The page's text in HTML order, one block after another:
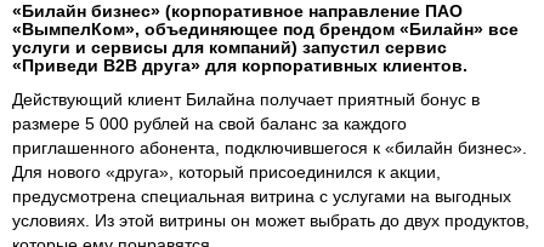
«Билайн бизнес» (корпоративное направление ПАО
«ВымпелКом», объединяющее под брендом «Билайн» все
услуги и сервисы для компаний) запустил сервис
«Приведи В2В друга» для корпоративных клиентов.
Действующий клиент Билайна получает приятный бонус в
размере 5 000 рублей на свой баланс за каждого
приглашенного абонента, подключившегося к «билайн бизнес».
Для нового «друга», который присоединился к акции,
предусмотрена специальная витрина с услугами на выгодных
условиях. Из этой витрины он может выбрать до двух продуктов,